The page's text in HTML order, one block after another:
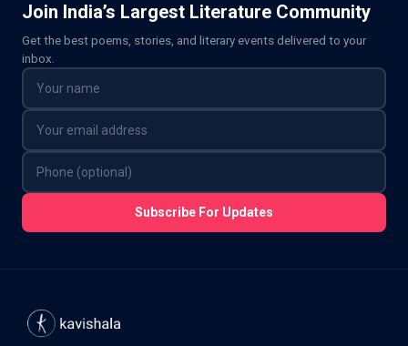
Join India’s Largest Literature Community
Get the best poems, stories, and literary events delivered to your
inbox.
Subscribe For Updates